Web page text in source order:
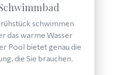
schwimmen
das warme Wasser
Pool bietet genau die
die Sie brauchen.